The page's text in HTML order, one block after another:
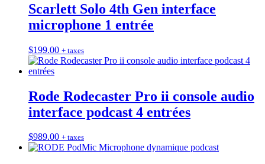
Scarlett Solo 4th Gen interface
microphone 1 entrée
$199.00 + taxes
Rode Rodecaster Pro ii console audio
interface podcast 4 entrées
$989.00 + taxes